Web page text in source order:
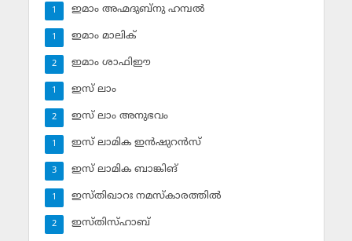
ഇമാം അഹ്മദുബ്‌നു ഹമ്പല്‍
1
ഇമാം മാലിക്
1
ഇമാം ശാഫിഈ
2
ഇസ് ലാം
1
ഇസ് ലാം അനുഭവം
2
ഇസ് ലാമിക ഇന്‍ഷുറന്‍സ്‌
1
ഇസ് ലാമിക ബാങ്കിങ്‌
3
ഇസ്തിഖാറഃ നമസ്‌കാരത്തില്‍
1
ഇസ്തിസ്ഹാബ്
2